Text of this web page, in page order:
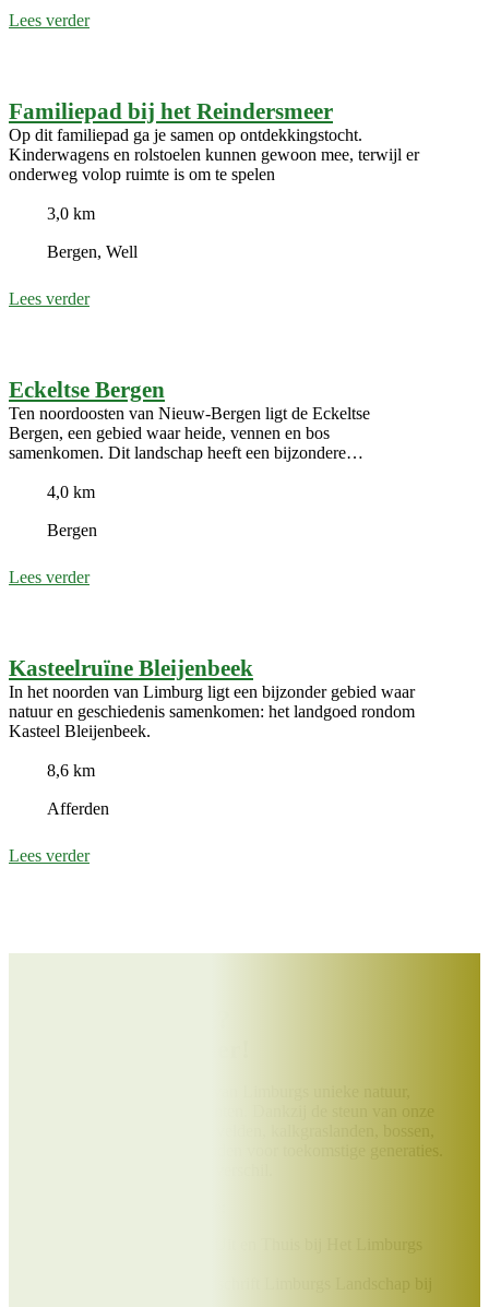
Lees verder
Familiepad bij het Reindersmeer
Op dit familiepad ga je samen op ontdekkingstocht.
Kinderwagens en rolstoelen kunnen gewoon mee, terwijl er
onderweg volop ruimte is om te spelen
3,0 km
Bergen, Well
Lees verder
Eckeltse Bergen
Ten noordoosten van Nieuw-Bergen ligt de Eckeltse
Bergen, een gebied waar heide, vennen en bos
samenkomen. Dit landschap heeft een bijzondere
4,0 km
Bergen
Lees verder
Kasteelruïne Bleijenbeek
In het noorden van Limburg ligt een bijzonder gebied waar
natuur en geschiedenis samenkomen: het landgoed rondom
Kasteel Bleijenbeek.
8,6 km
Afferden
Lees verder